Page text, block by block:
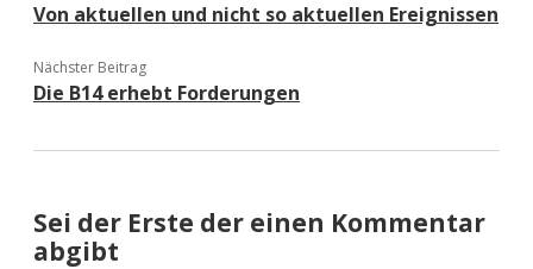
Von aktuellen und nicht so aktuellen Ereignissen
Nächster Beitrag
Die B14 erhebt Forderungen
Sei der Erste der einen Kommentar
abgibt